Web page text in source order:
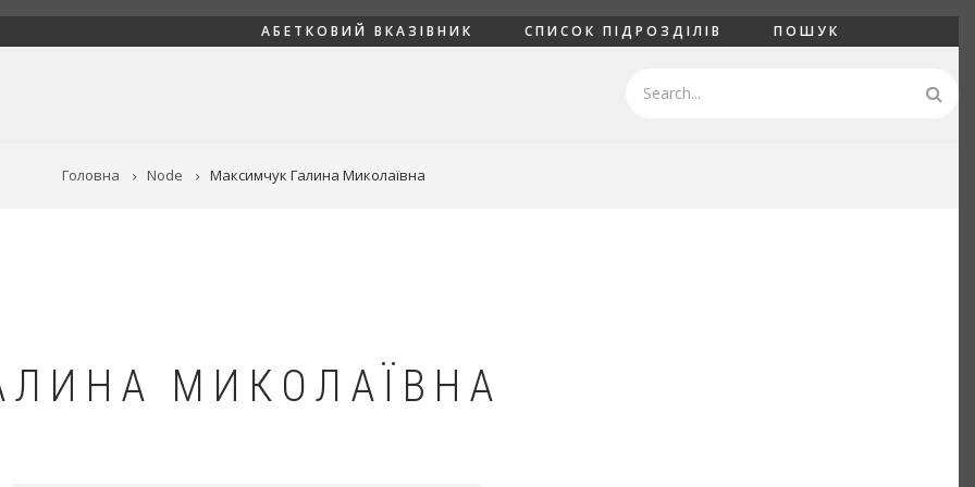
АБЕТКОВИЙ ВКАЗІВНИК СПИСОК ПІДРОЗДІЛІВ ПОШУК
Головна Node Максимчук Галина Миколаївна
МИКОЛАЇВНА